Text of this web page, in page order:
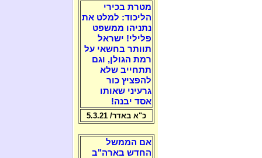
מטרת בכירי
הליכוד: למלט את
נתניהו ממשפט
פלילי! ישראל
תוותר בחשאי על
רמת הגולן, וגם
תתחייב שלא
להפציץ כור
גרעיני שאותו
אסד יבנה!
כ"א באדר/ 5.3.21
אם הממשל
החדש בארה"ב